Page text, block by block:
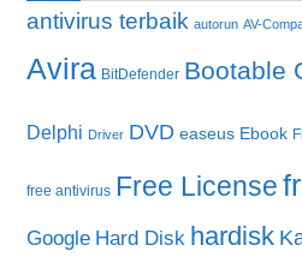
antivirus terbaik autorun AV-
Avira BitDefender Bootable
Delphi Driver DVD easeus Ebook
free antivirus Free License
Google Hard Disk hardisk